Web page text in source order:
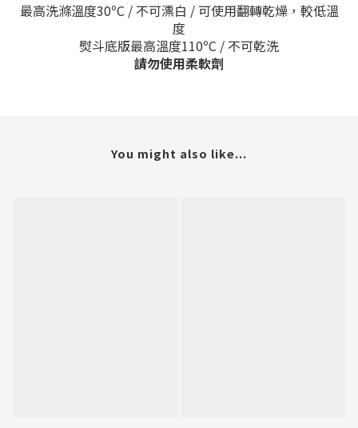
最高洗滌溫度30ºC / 不可漂白 / 可使用翻轉乾燥，較低溫
度
熨斗底版最高溫度110ºC / 不可乾洗
請勿使用柔軟劑
You might also like...